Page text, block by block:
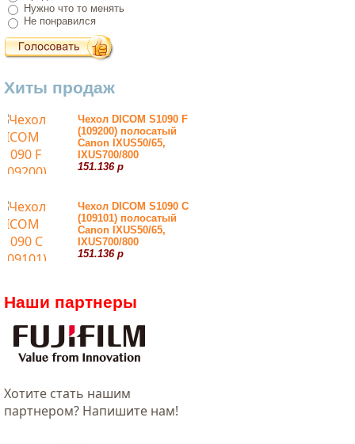
Нужно что то менять
Не понравился
Хиты продаж
Чехол DICOM S1090 F
(109200) полосатый
Canon IXUS50/65,
IXUS700/800
151.136 р
Чехол DICOM S1090 С
(109101) полосатый
Canon IXUS50/65,
IXUS700/800
151.136 р
Наши партнеры
Хотитe стать нашим
партнером? Напишите нам!